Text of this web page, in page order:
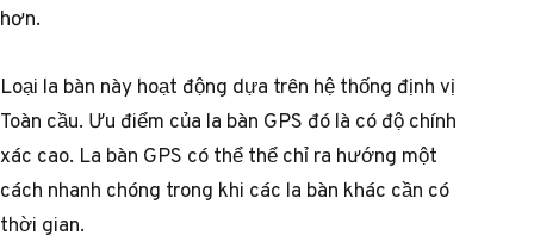
hơn.
Loại la bàn này hoạt động dựa trên hệ thống định vị
Toàn cầu. Ưu điểm của la bàn GPS đó là có độ chính
xác cao. La bàn GPS có thể thể chỉ ra hướng một
cách nhanh chóng trong khi các la bàn khác cần có
thời gian.